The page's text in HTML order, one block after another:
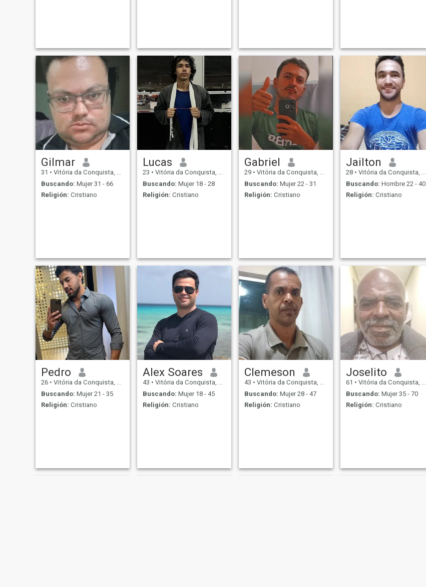
Gilmar
31 • Vitória da Conquista, Bahia, Brasil
Buscando: Mujer 31 - 66
Religión: Cristiano
Lucas
23 • Vitória da Conquista, Bahia, Brasil
Buscando: Mujer 18 - 28
Religión: Cristiano
Gabriel
29 • Vitória da Conquista, Bahia, Brasil
Buscando: Mujer 22 - 31
Religión: Cristiano
Jailton
28 • Vitória da Conquista, Bahia, Brasil
Buscando: Hombre 22 - 40
Religión: Cristiano
Pedro
26 • Vitória da Conquista, Bahia, Brasil
Buscando: Mujer 21 - 35
Religión: Cristiano
Alex Soares
43 • Vitória da Conquista, Bahia, Brasil
Buscando: Mujer 18 - 45
Religión: Cristiano
Clemeson
43 • Vitória da Conquista, Bahia, Brasil
Buscando: Mujer 28 - 47
Religión: Cristiano
Joselito
61 • Vitória da Conquista, Bahia, Brasil
Buscando: Mujer 35 - 70
Religión: Cristiano